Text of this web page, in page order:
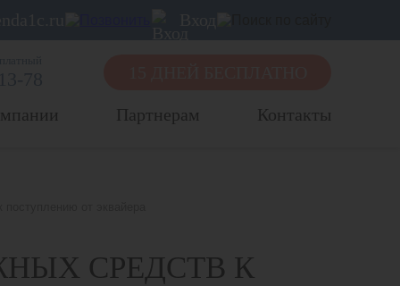
Партнерам Контакты
СРЕДСТВ К